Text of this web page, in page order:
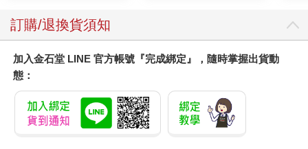
訂購/退換貨須知
加入金石堂 LINE 官方帳號『完成綁定』，隨時掌握出貨動
態：